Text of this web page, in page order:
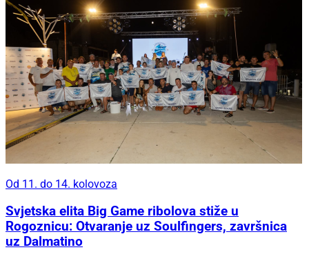
Od 11. do 14. kolovoza
Svjetska elita Big Game ribolova stiže u
Rogoznicu: Otvaranje uz Soulfingers, završnica
uz Dalmatino